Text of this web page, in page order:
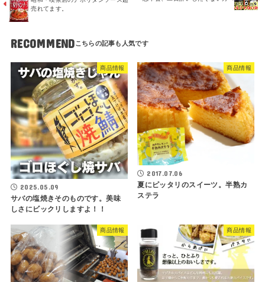
売れてます。
RECOMMEND
商品情報
2025.05.09
サバの塩焼きそのものです。美味
しさにビックリしますよ！！
商品情報
2017.07.06
夏にピッタリのスイーツ。半熟カ
ステラ
商品情報 商品情報